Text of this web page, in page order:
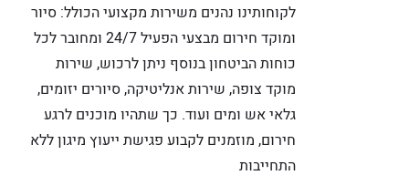
לקוחותינו נהנים משירות מקצועי הכולל: סיור
ומוקד חירום מבצעי הפעיל 24/7 ומחובר לכל
כוחות הביטחון בנוסף ניתן לרכוש, שירות
מוקד צופה, שירות אנליטיקה, סיורים יזומים,
גלאי אש ומים ועוד. כך שתהיו מוכנים לרגע
חירום, מוזמנים לקבוע פגישת ייעוץ מיגון ללא
התחייבות